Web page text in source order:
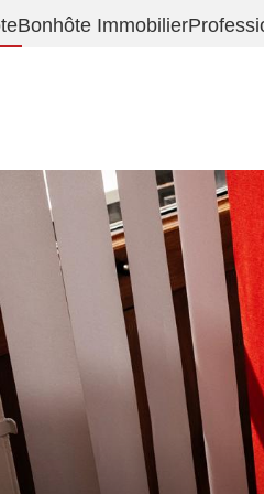
Bonhôte Immobilier